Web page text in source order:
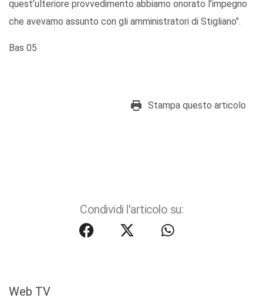
quest’ulteriore provvedimento abbiamo onorato l’impegno
che avevamo assunto con gli amministratori di Stigliano".
Bas 05
Stampa questo articolo
Condividi l'articolo su:
Web TV